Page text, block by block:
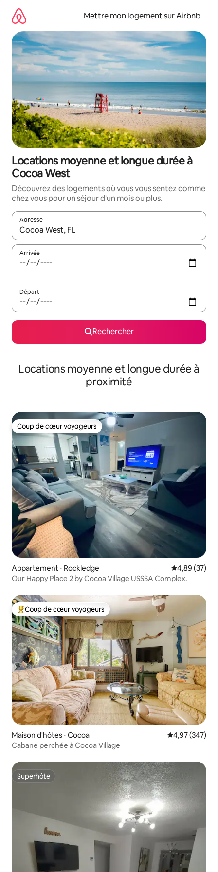
directement
contenu
Mettre mon logement sur Airbnb
Locations moyenne et longue durée à
Cocoa West
Découvrez des logements où vous vous sentez comme
chez vous pour un séjour d'un mois ou plus.
Adresse
Lorsque les résultats s'affichent, utilisez les flèches vers le
Arrivée
Départ
Rechercher
Locations moyenne et longue durée à
proximité
Coup de cœur voyageurs
Coup de cœur voyageurs
Appartement ⋅ Rockledge Évaluation
4,89 (37)
Our Happy Place 2 by Cocoa Village USSSA Complex.
Coups de cœur voyageurs les plus appréciés
Coup de cœur voyageurs
Maison d'hôtes ⋅ Cocoa Évaluation
4,97 (347)
Cabane perchée à Cocoa Village
Superhôte
Superhôte